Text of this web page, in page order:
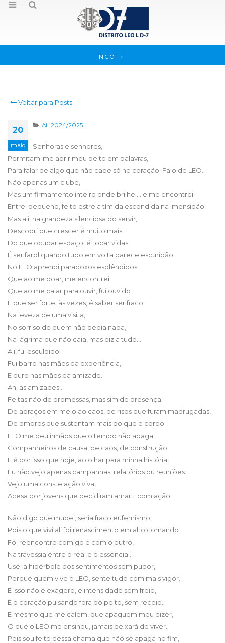
INÍCIO
Voltar para Posts
20
maio
AL 2024/2025
Senhoras e senhores,
Permitam-me abrir meu peito em palavras,
Para falar de algo que não cabe só no coração: Falo do LEO.
Não apenas um clube,
Mas um firmamento inteiro onde brilhei… e me encontrei.
Entrei pequeno, feito estrela tímida escondida na imensidão.
Mas ali, na grandeza silenciosa do servir,
Descobri que crescer é muito mais
Do que ocupar espaço: é tocar vidas.
É ser farol quando tudo em volta parece escuridão.
No LEO aprendi paradoxos esplêndidos:
Que ao me doar, me encontrei.
Que ao me calar para ouvir, fui ouvido.
E que ser forte, às vezes, é saber ser fraco.
Na leveza de uma visita,
No sorriso de quem não pedia nada,
Na lágrima que não caia, mas dizia tudo…
Ali, fui esculpido.
Fui barro nas mãos da experiência,
E ouro nas mãos da amizade.
Ah, as amizades…
Feitas não de promessas, mas sim de presença.
De abraços em meio ao caos, de risos que furam madrugadas,
De ombros que sustentam mais do que o corpo.
LEO me deu irmãos que o tempo não apaga.
Companheiros de causa, de caos, de construção.
E é por isso que hoje, ao olhar para minha história,
Eu não vejo apenas campanhas, relatórios ou reuniões.
Vejo uma constelação viva,
Acesa por jovens que decidiram amar… com ação.
Não digo que mudei, seria fraco eufemismo,
Pois o que vivi ali foi renascimento em alto comando.
Foi reencontro comigo e com o outro,
Na travessia entre o real e o essencial.
Usei a hipérbole dos sentimentos sem pudor,
Porque quem vive o LEO, sente tudo com mais vigor.
E isso não é exagero, é intensidade sem freio,
É o coração pulsando fora do peito, sem receio.
E mesmo que me calem, que apaguem meu dizer,
O que o LEO me ensinou, jamais deixará de viver.
Pois sou feito dessa chama que não se apaga no fim,